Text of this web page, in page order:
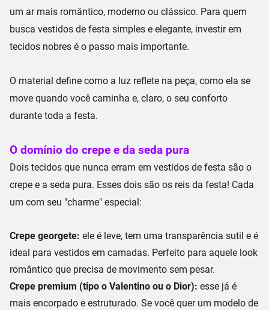
um ar mais romântico, moderno ou clássico. Para quem
busca vestidos de festa simples e elegante, investir em
tecidos nobres é o passo mais importante.
O material define como a luz reflete na peça, como ela se
move quando você caminha e, claro, o seu conforto
durante toda a festa.
O domínio do crepe e da seda pura
Dois tecidos que nunca erram em vestidos de festa são o
crepe e a seda pura. Esses dois são os reis da festa! Cada
um com seu "charme" especial:
Crepe georgete: ele é leve, tem uma transparência sutil e é
ideal para vestidos em camadas. Perfeito para aquele look
romântico que precisa de movimento sem pesar.
Crepe premium (tipo o Valentino ou o Dior): esse já é
mais encorpado e estruturado. Se você quer um modelo de